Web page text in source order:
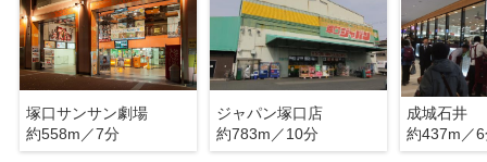
塚口サンサン劇場
約558m／7分
ジャパン塚口店
約783m／10分
成城石井
約437m／